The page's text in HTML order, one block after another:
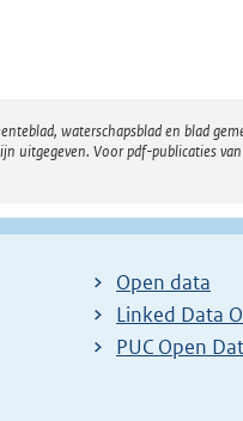
waterschapsblad en blad
Voor pdf-publicaties
Open data
Linked Data
PUC Open